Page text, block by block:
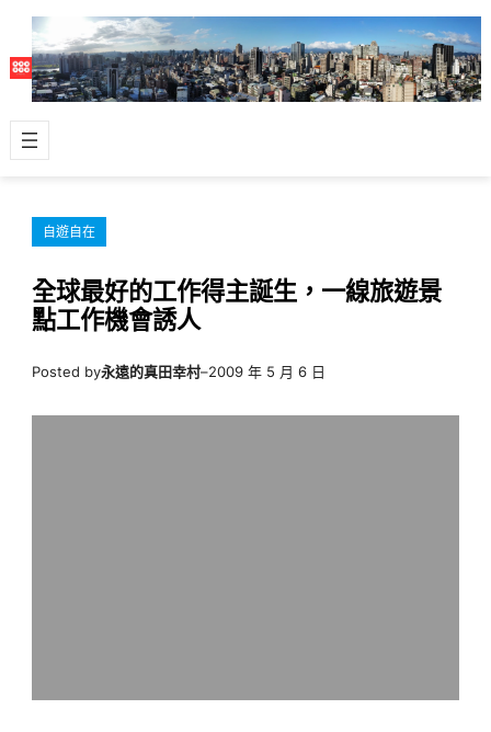
主
容
自遊自在
全球最好的工作得主誕生，一線旅遊景
點工作機會誘人
Posted by永遠的真田幸村–2009 年 5 月 6 日